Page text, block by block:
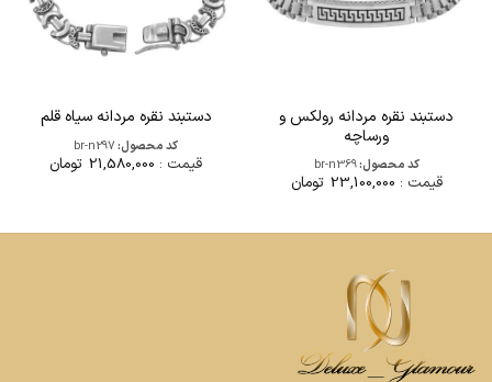
دستبند نقره مردانه رولکس و
ورساچه
کد محصول:br-n369
قیمت : 23,100,000 تومان
دستبند نقره مردانه سیاه قلم
کد محصول:br-n297
قیمت : 21,580,000 تومان